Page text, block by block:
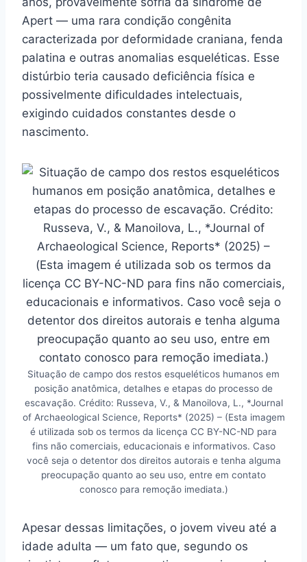
Apert — uma rara condição congênita
caracterizada por deformidade craniana, fenda
palatina e outras anomalias esqueléticas. Esse
distúrbio teria causado deficiência física e
possivelmente dificuldades intelectuais,
exigindo cuidados constantes desde o
nascimento.
Situação de campo dos restos esqueléticos humanos em
posição anatômica, detalhes e etapas do processo de
escavação. Crédito: Russeva, V., & Manoilova, L., *Journal
of Archaeological Science, Reports* (2025) – (Esta imagem
é utilizada sob os termos da licença CC BY-NC-ND para
fins não comerciais, educacionais e informativos. Caso
você seja o detentor dos direitos autorais e tenha alguma
preocupação quanto ao seu uso, entre em contato
conosco para remoção imediata.)
Apesar dessas limitações, o jovem viveu até a
idade adulta — um fato que, segundo os